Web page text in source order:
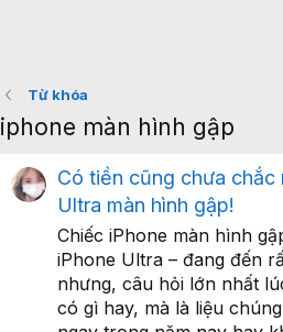
Từ khóa
iphone màn hình gập
Có tiền cũng chưa chắc
Ultra màn hình gập!
Chiếc iPhone màn hình
iPhone Ultra – đang đến
nhưng, câu hỏi lớn nhất
có gì hay, mà là liệu